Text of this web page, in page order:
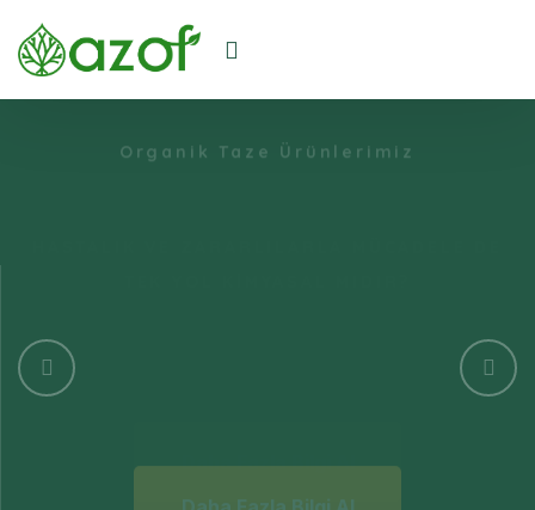
HASTALIK VE ZARARLILARLA MÜCADELE DE